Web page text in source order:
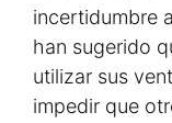
incertidumbre
han sugerido
utilizar sus
impedir que